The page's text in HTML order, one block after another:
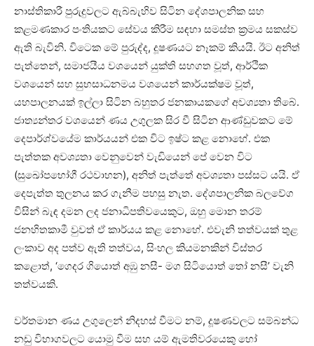
නාස්තිකාරී පුරුදුවලට ඇබ්බැහිව සිටින දේශපාලනික සහ
කළමණකාර පංතියකට සේවය කිරීම සඳහා සමස්ත ක්‍රමය සකස්ව
ඇති බැවිනි. විටෙක මේ පුරුද්ද, දූෂණයට නෑකම් කියයි. ඊට අනිත්
පැත්තෙන්, සමාජයීය වශයෙන් යුක්ති සහගත වූත්, ආර්ථික
වශයෙන් සහ සුභසාධනමය වශයෙන් කාර්යක්ෂම වූත්,
යහපාලනයක් ඉල්ලා සිටින බහුතර ජනකායකගේ අවශ්‍යතා තිබේ.
ජාත්‍යන්තර වශයෙන් ණය උගුලක සිර වී සිටින ආණ්ඩුවකට මේ
දෙපාර්ශ්වයේම කාර්යයන් එක විට ඉෂ්ට කළ නොහේ. එක
පැත්තක අවශ්‍යතා වෙනුවෙන් වැඩියෙන් පේ වෙන විට
(සුඛෝපභෝගී රථවාහන), අනිත් පැත්තේ අවශ්‍යතා පස්සට යයි. ඒ
දෙපැත්ත තුලනය කර ගැනීම පහසු නැත. දේශපාලනික බලවේග
විසින් බැඳ දමන ලද ජනාධිපතිවයෙකුට, ඔහු මොන තරම්
ජනහිතකාමී වුවත් ඒ කාර්යය කළ නොහේ. එවැනි තත්වයක් තුළ
ලංකාව අද පත්ව ඇති තත්වය, සිංහල කියමනකින් විස්තර
කළොත්, ‘ගෙදර ගියොත් අඹු නසී- මග සිටියොත් තෝ නසී’ වැනි
තත්වයකි.
වර්තමාන ණය උගුලෙන් නිදහස් වීමට නම්, දූෂණවලට සම්බන්ධ
නඩු විභාගවලට යොමු වීම සහ යම් ඇමතිවරයෙකු හෝ